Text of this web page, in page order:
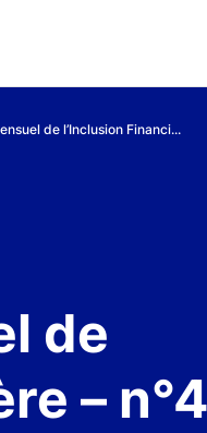
de l’Inclusion Financi...
de
–